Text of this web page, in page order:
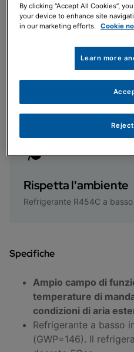
Elevata Silenziosità
Grazie all'isolamento dei
emissioni sonore ridotte al
Rispetta l'ambiente
Refrigerante R454C a
Specifiche
Ampio campo di
temperature di
condizioni di aria
Refrigerante a basso
(GWP=146). Il
By clicking “Accept All Cookies”,
your device to enhance site
in our marketing efforts. Cookie
Learn more